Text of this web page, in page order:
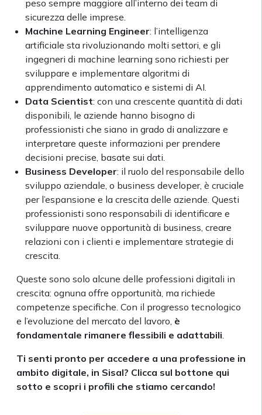
peso sempre maggiore all’interno dei team di
sicurezza delle imprese.
Machine Learning Engineer: l’intelligenza
artificiale sta rivoluzionando molti settori, e gli
ingegneri di machine learning sono richiesti per
sviluppare e implementare algoritmi di
apprendimento automatico e sistemi di AI.
Data Scientist: con una crescente quantità di dati
disponibili, le aziende hanno bisogno di
professionisti che siano in grado di analizzare e
interpretare queste informazioni per prendere
decisioni precise, basate sui dati.
Business Developer: il ruolo del responsabile dello
sviluppo aziendale, o business developer, è cruciale
per l’espansione e la crescita delle aziende. Questi
professionisti sono responsabili di identificare e
sviluppare nuove opportunità di business, creare
relazioni con i clienti e implementare strategie di
crescita.
Queste sono solo alcune delle professioni digitali in
crescita: ognuna offre opportunità, ma richiede
competenze specifiche. Con il progresso tecnologico
e l’evoluzione del mercato del lavoro, è
fondamentale rimanere flessibili e adattabili
Ti senti pronto per accedere a una professione in
ambito digitale, in Sisal? Clicca sul bottone qui
sotto e scopri i profili che stiamo cercando!